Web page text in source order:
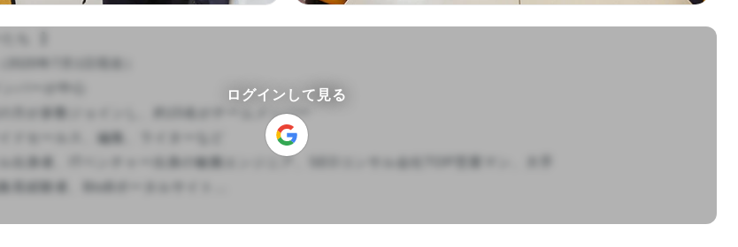
ち  】
方が多数ジョインし、約15名がチームメンバー
ドセールス、編集、ライターなど
出身者、ITベンチャー出身の敏腕エンジニア、SEOコンサル会社TOP営業マン、大手
長経験者、BtoBポータルサイト...
ログインして見る